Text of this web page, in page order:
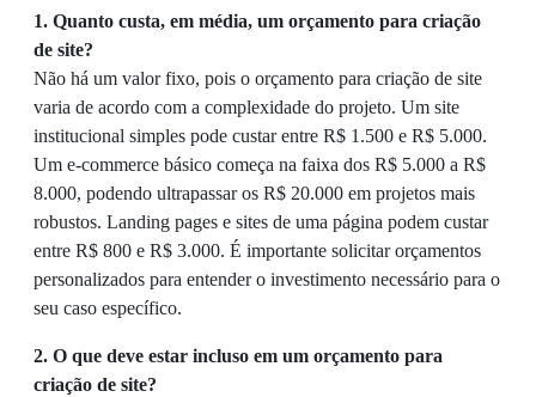
1. Quanto custa, em média, um orçamento para criação
de site?
Não há um valor fixo, pois o orçamento para criação de site
varia de acordo com a complexidade do projeto. Um site
institucional simples pode custar entre R$ 1.500 e R$ 5.000.
Um e-commerce básico começa na faixa dos R$ 5.000 a R$
8.000, podendo ultrapassar os R$ 20.000 em projetos mais
robustos. Landing pages e sites de uma página podem custar
entre R$ 800 e R$ 3.000. É importante solicitar orçamentos
personalizados para entender o investimento necessário para o
seu caso específico.
2. O que deve estar incluso em um orçamento para
criação de site?